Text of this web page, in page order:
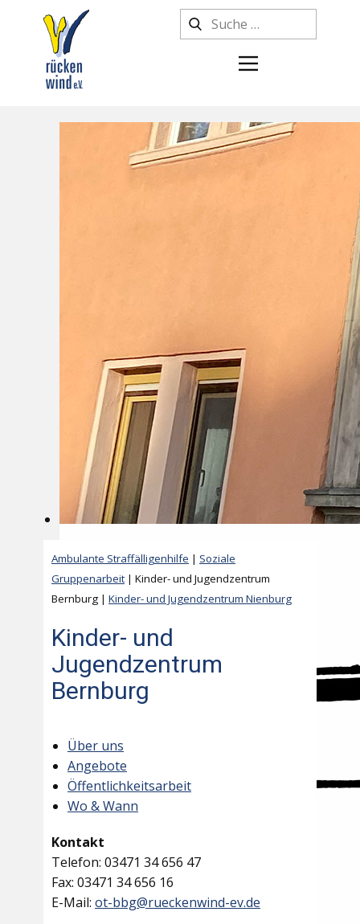
Ambulante Straffälligenhilfe | Soziale
Gruppenarbeit | Kinder- und Jugendzentrum
Bernburg | Kinder- und Jugendzentrum Nienburg
Kinder- und
Jugendzentrum
Bernburg
Über uns
Angebote
Öffentlichkeitsarbeit
Wo & Wann
Kontakt
Telefon: 03471 34 656 47
Fax: 03471 34 656 16
E-Mail: ot-bbg@rueckenwind-ev.de